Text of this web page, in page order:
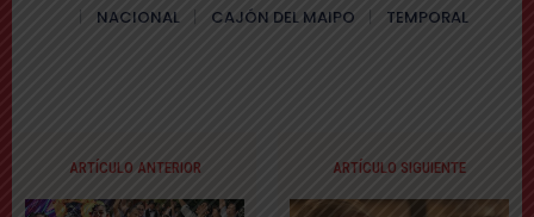
NACIONAL
CAJÓN DEL MAIPO TEMPORAL
ARTÍCULO ANTERIOR ARTÍCULO SIGUIENTE